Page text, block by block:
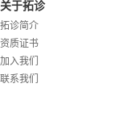
关于拓诊
拓诊简介
资质证书
加入我们
联系我们